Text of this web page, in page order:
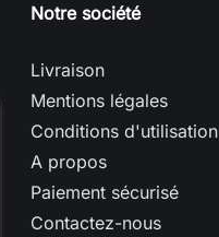
Notre société
Livraison
Mentions légales
Conditions d'utilisation
A propos
Paiement sécurisé
Contactez-nous